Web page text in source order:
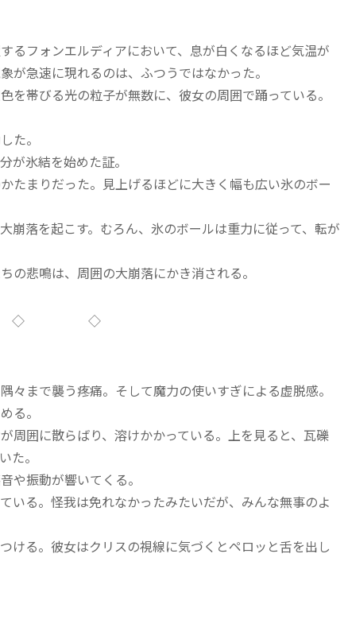
るフォンエルディアにおいて、息が白くなるほど気温が
急速に現れるのは、ふつうではなかった。
帯びる光の粒子が無数に、彼女の周囲で踊っている。
た。
が氷結を始めた証。
たまりだった。見上げるほどに大きく幅も広い氷のボー
落を起こす。むろん、氷のボールは重力に従って、転が
悲鳴は、周囲の大崩落にかき消される。
◇
まで襲う疼痛。そして魔力の使いすぎによる虚脱感。
る。
周囲に散らばり、溶けかかっている。上を見ると、瓦礫
た。
や振動が響いてくる。
いる。怪我は免れなかったみたいだが、みんな無事のよ
ける。彼女はクリスの視線に気づくとペロッと舌を出し